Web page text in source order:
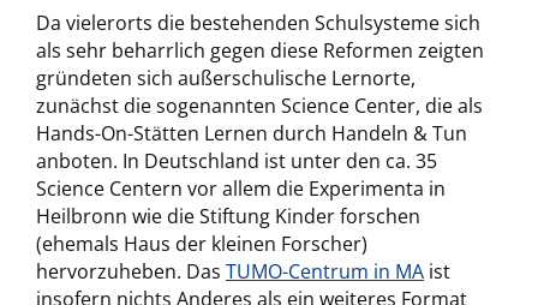
Da vielerorts die bestehenden Schulsysteme sich
als sehr beharrlich gegen diese Reformen zeigten
gründeten sich außerschulische Lernorte,
zunächst die sogenannten Science Center, die als
Hands-On-Stätten Lernen durch Handeln & Tun
anboten. In Deutschland ist unter den ca. 35
Science Centern vor allem die Experimenta in
Heilbronn wie die Stiftung Kinder forschen
(ehemals Haus der kleinen Forscher)
hervorzuheben. Das TUMO-Centrum in MA ist
insofern nichts Anderes als ein weiteres Format